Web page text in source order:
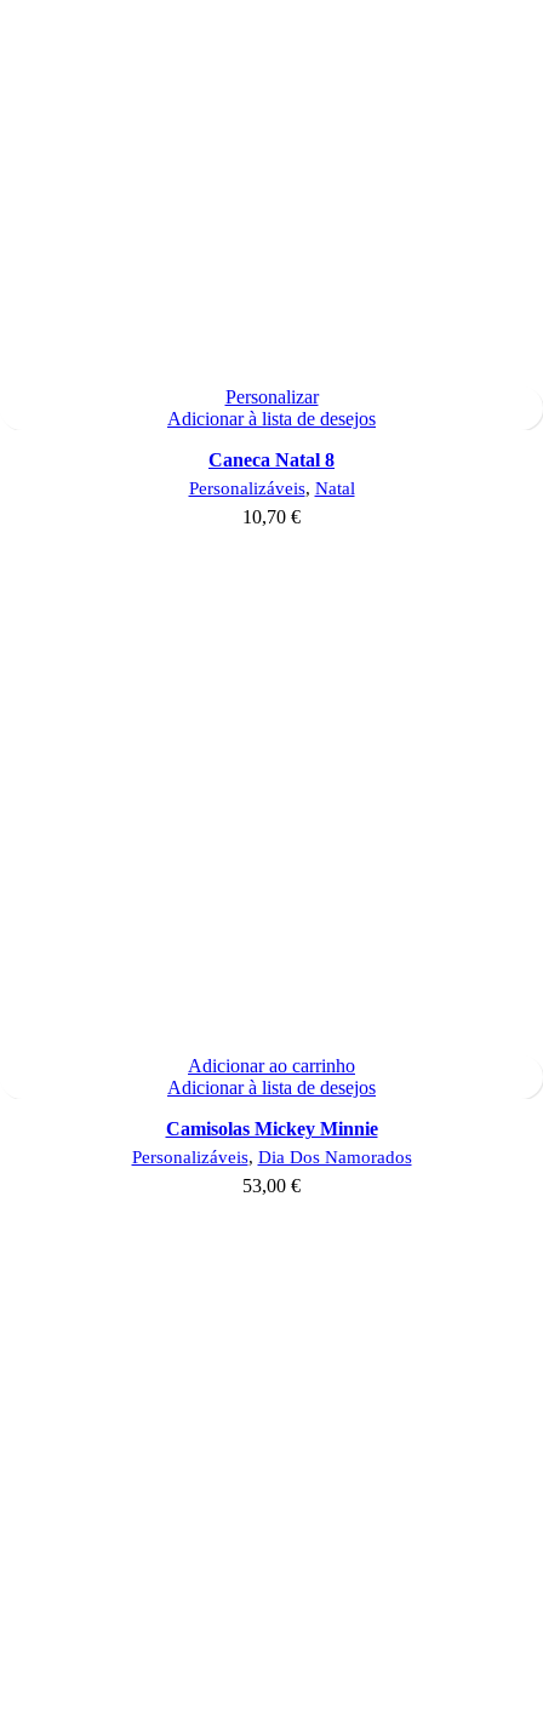
Personalizar
Adicionar à lista de desejos
Caneca Natal 8
Personalizáveis, Natal
10,70 €
Adicionar ao carrinho
Adicionar à lista de desejos
Camisolas Mickey Minnie
Personalizáveis, Dia Dos Namorados
53,00 €